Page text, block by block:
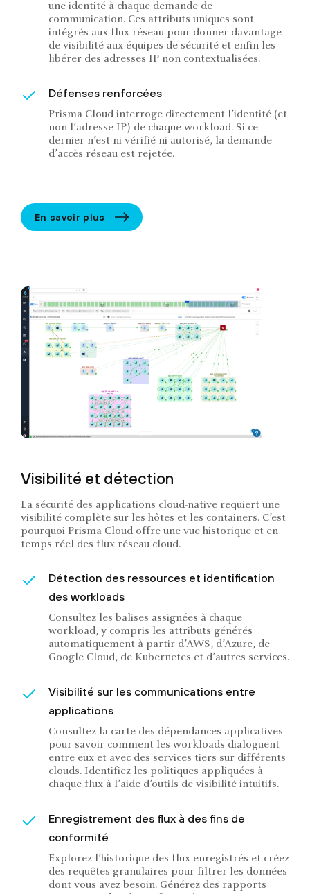
une identité à chaque demande de
communication. Ces attributs uniques sont
intégrés aux flux réseau pour donner davantage
de visibilité aux équipes de sécurité et enfin les
libérer des adresses IP non contextualisées.
Défenses renforcées
Prisma Cloud interroge directement l’identité (et
non l’adresse IP) de chaque workload. Si ce
dernier n’est ni vérifié ni autorisé, la demande
d’accès réseau est rejetée.
En savoir plus
Visibilité et détection
La sécurité des applications cloud-native requiert une
visibilité complète sur les hôtes et les containers. C’est
pourquoi Prisma Cloud offre une vue historique et en
temps réel des flux réseau cloud.
Détection des ressources et identification
des workloads
Consultez les balises assignées à chaque
workload, y compris les attributs générés
automatiquement à partir d’AWS, d’Azure, de
Google Cloud, de Kubernetes et d’autres services.
Visibilité sur les communications entre
applications
Consultez la carte des dépendances applicatives
pour savoir comment les workloads dialoguent
entre eux et avec des services tiers sur différents
clouds. Identifiez les politiques appliquées à
chaque flux à l’aide d’outils de visibilité intuitifs.
Enregistrement des flux à des fins de
conformité
Explorez l’historique des flux enregistrés et créez
des requêtes granulaires pour filtrer les données
dont vous avez besoin. Générez des rapports